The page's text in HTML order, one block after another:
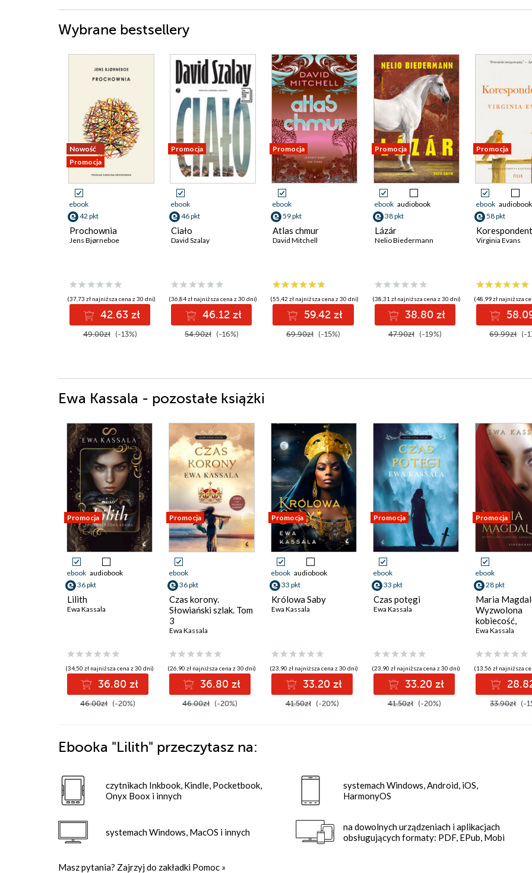
Wybrane bestsellery
Nowość
Promocja
ebook
42 pkt
Prochownia
Jens Bjørneboe
(37,73 zł najniższa cena z 30 dni)
42.63 zł
49.00zł (-13%)
Promocja
ebook
46 pkt
Ciało
David Szalay
(36,84 zł najniższa cena z 30 dni)
46.12 zł
54.90zł (-16%)
Promocja
ebook
59 pkt
Atlas chmur
David Mitchell
(55,42 zł najniższa cena z 30 dni)
59.42 zł
69.90zł (-15%)
Promocja
ebook audiobook
38 pkt
Lázár
Nelio Biedermann
(38,31 zł najniższa cena z 30 dni)
38.80 zł
47.90zł (-19%)
Promocja
ebook audiobook
58 pkt
Virginia Evans
(48,99 zł najniższa
69.99zł (-
Ewa Kassala - pozostałe książki
Promocja
ebook audiobook
36 pkt
Lilith
Ewa Kassala
(34,50 zł najniższa cena z 30 dni)
36.80 zł
46.00zł (-20%)
Promocja
ebook
36 pkt
Czas korony.
Słowiański szlak. Tom
3
Ewa Kassala
(26,90 zł najniższa cena z 30 dni)
36.80 zł
46.00zł (-20%)
Promocja
ebook audiobook
33 pkt
Królowa Saby
Ewa Kassala
(23,90 zł najniższa cena z 30 dni)
33.20 zł
41.50zł (-20%)
Promocja
ebook
33 pkt
Czas potęgi
Ewa Kassala
(23,90 zł najniższa cena z 30 dni)
33.20 zł
41.50zł (-20%)
Promocja
ebook
28 pkt
Maria
Wyzwolona
kobiecość,
odnaleziona
Ewa Kassala
(13,56 zł najniższa
33.90zł (-
Ebooka "Lilith" przeczytasz na:
czytnikach Inkbook, Kindle, Pocketbook,
Onyx Boox i innych
systemach Windows, MacOS i innych
systemach Windows, Android, iOS,
HarmonyOS
na dowolnych urządzeniach i aplikacjach
obsługujących formaty: PDF, EPub, Mobi
Masz pytania? Zajrzyj do zakładki Pomoc »